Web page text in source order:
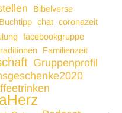
Bibelverse
Buchtipp chat coronazeit
facebookgruppe
Familienzeit
Gruppenprofil